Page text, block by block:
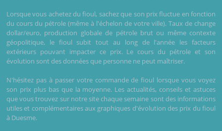
Lorsque vous achetez du fioul, sachez que son prix fluctue en fonction
du cours du pétrole (même à l'échelon de votre ville). Taux de change
dollar/euro, production globale de pétrole brut ou même contexte
géopolitique, le fioul subit tout au long de l'année les facteurs
extérieurs pouvant impacter ce prix. Le cours du pétrole et son
évolution sont des données que personne ne peut maîtriser.
N'hésitez pas à passer votre commande de fioul lorsque vous voyez
son prix plus bas que la moyenne. Les actualités, conseils et astuces
que vous trouvez sur notre site chaque semaine sont des informations
utiles et complémentaires aux graphiques d'évolution des prix du fioul
à Duesme.